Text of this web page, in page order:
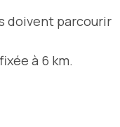
doivent parcourir
à 6 km.